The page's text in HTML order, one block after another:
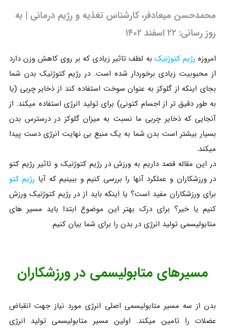
محمدحسن میعادفر، کارشناس تغذیه و رژیم درمانی | به
روز رسانی: ۲۲ اسفند ۱۴۰۲
امروزه رژیم کتوژنیک به لطف تاثیر زیادی که بر روی کاهش وزن دارد
از محبوبیت زیادی برخوردار شده است. در رژیم کتوژنیک بدن شما
بجای اینکه از گلوکز به عنوان سوخت استفاده کند از ذخایر چربی (یا
به طور دقیق تر از اجسام کتونی) برای تولید انرژی استفاده میکند. از
آنجایی که ذخایر چربی ما نسبت به میزان گلوکز در درسترس بدن
بسیار بیشتر است بدن شما به یک منبع بی نهایت انرژی دست پیدا
میکند.
در این مقاله قصد داریم به ورزش در رژیم کتوژنیک و تاثیر رژیم کتو
در ورزشکاران و عملکرد آنها را بررسی کنیم و ببینیم که آیا رژیم کتو
برای ورزشکاران مفید است؟ یا اینکه باید از در رژیم کتوژنیک ورزش
کنیم یا خیر؟ برای درک بهتر این موضوع ابتدا باید مسیر های
متابولیسمی تولید انرژی در بدن را برای شما بیان کنیم.
مسیرهای متابولیسمی در ورزشکاران
بدن از سه مسیر متابولیسمی اصلی انرژی مورد نیاز جهت انقباض
عضلات را تامین میکند. اولین مسیر متابولیسمی تولید انرژی